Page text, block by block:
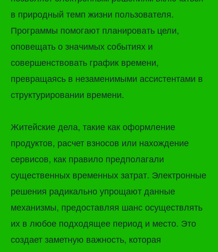
в природный темп жизни пользователя.
Программы помогают планировать цели,
оповещать о значимых событиях и
совершенствовать график времени,
превращаясь в незаменимыми ассистентами в
структурировании времени.
Житейские дела, такие как оформление
продуктов, расчет взносов или нахождение
сервисов, как правило предполагали
существенных временных затрат. Электронные
решения радикально упрощают данные
механизмы, предоставляя шанс осуществлять
их в любое подходящее период и место. Это
создает заметную важность, которая